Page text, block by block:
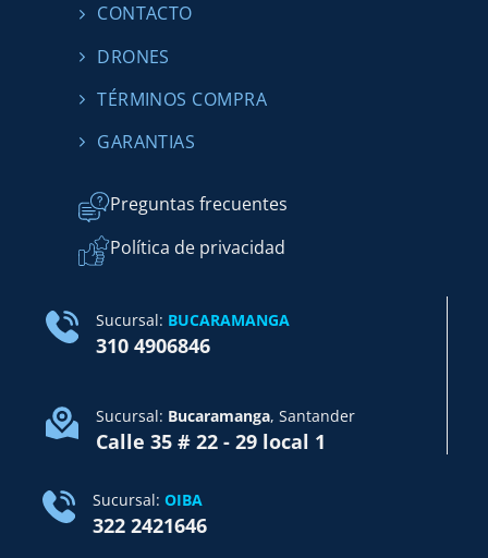
CONTACTO
DRONES
TÉRMINOS COMPRA
GARANTIAS
Preguntas frecuentes
Política de privacidad
Sucursal: BUCARAMANGA
310 4906846
Sucursal: Bucaramanga, Santander
Calle 35 # 22 - 29 local 1
Sucursal: OIBA
322 2421646